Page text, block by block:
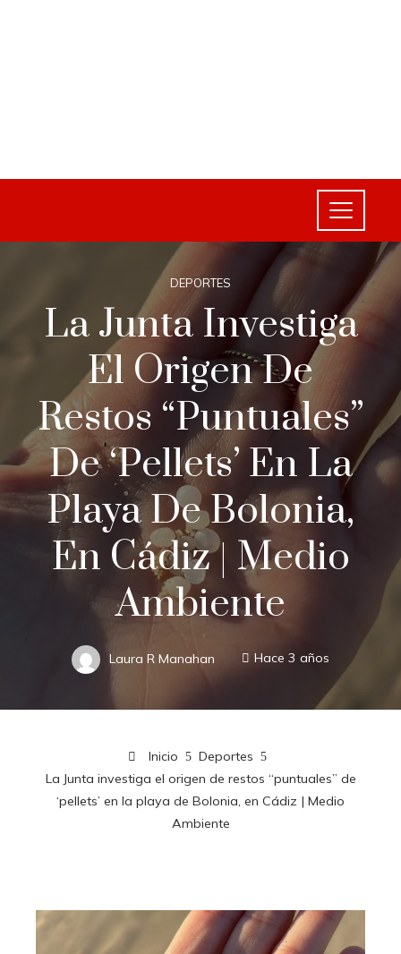
DEPORTES
La Junta Investiga
El Origen De
Restos “puntuales”
De ‘pellets’ En La
Playa De Bolonia,
En Cádiz | Medio
Ambiente
Laura R Manahan Hace 3 años
Inicio
Deportes
La Junta investiga el origen de restos “puntuales” de
‘pellets’ en la playa de Bolonia, en Cádiz | Medio
Ambiente